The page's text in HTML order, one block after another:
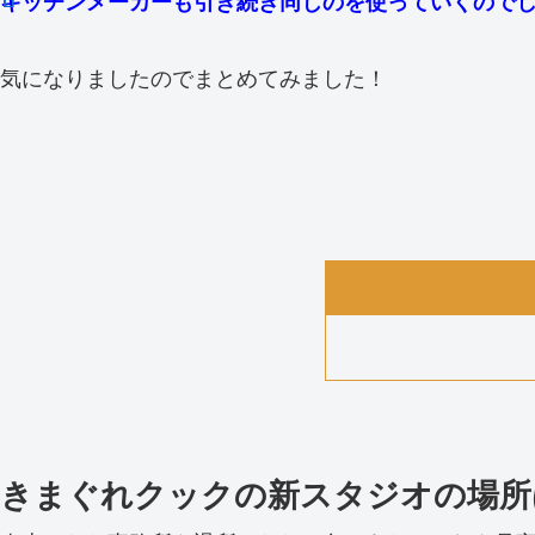
気になりましたのでまとめてみました！
きまぐれクックの新スタジオの場